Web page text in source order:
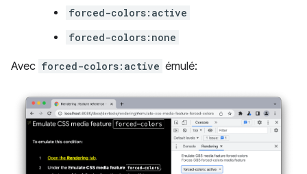
forced-colors:active
forced-colors:none
Avec forced-colors:active émulé: